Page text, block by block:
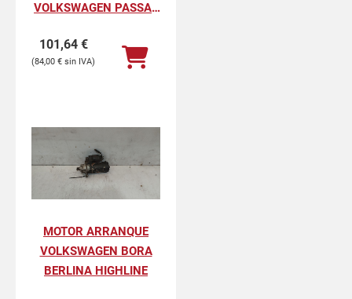
VOLKSWAGEN PASSAT
101,64 €
84,00 €
MOTOR ARRANQUE
VOLKSWAGEN BORA
BERLINA HIGHLINE